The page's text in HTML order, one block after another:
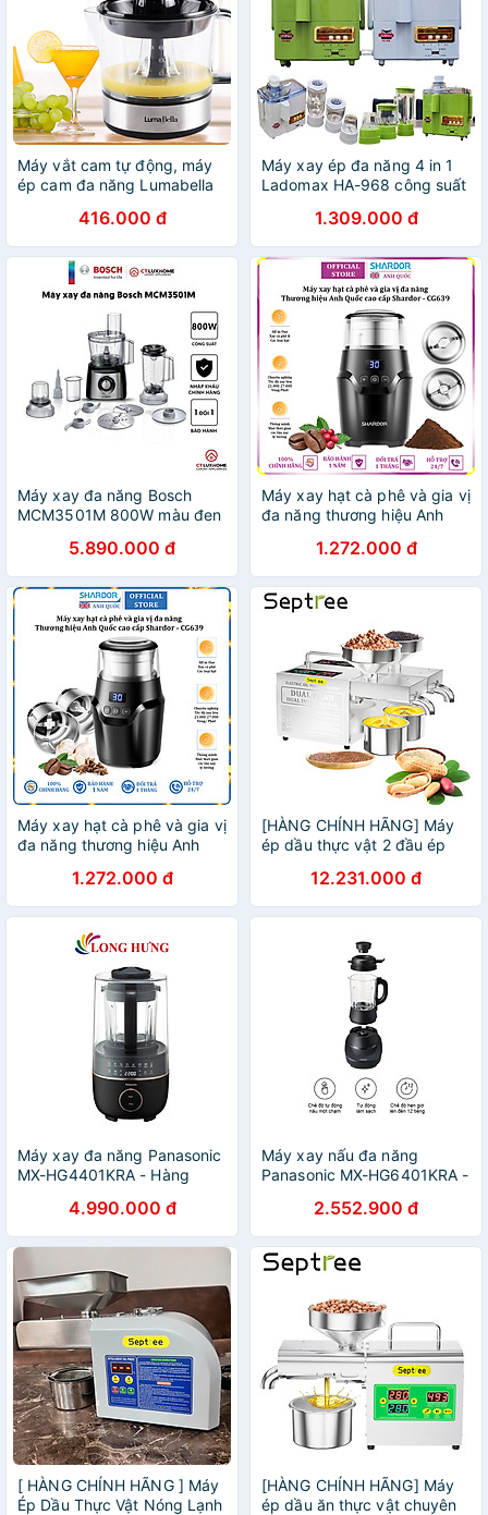
Máy vắt cam tự động, máy
ép cam đa năng Lumabella
dung tích 700ml dễ sử
dụng, dễ vệ sinh, vô cùng
tiện lợi - DELIYA - HÀNG
CHÍNH HÃNG
416.000 đ
Máy xay ép đa năng 4 in 1
Ladomax HA-968 công suất
tố, xay tiêu, xay cháo-Hàng
chính hãng
1.309.000 đ
Máy xay đa năng Bosch
MCM3501M 800W màu đen
5.890.000 đ
Máy xay hạt cà phê và gia vị
đa năng thương hiệu Anh
CG639 điều chỉnh độ mịn -
Hàng nhập khẩu
1.272.000 đ
Máy xay hạt cà phê và gia vị
đa năng thương hiệu Anh
CG639 điều chỉnh độ mịn -
Hàng chính hãng
1.272.000 đ
[HÀNG CHÍNH HÃNG] Máy
ép dầu thực vật 2 đầu ép
doanh và gia đình. Thương
hiệu Mỹ cao cấp Septree -
B02S Plus
12.231.000 đ
Máy xay đa năng Panasonic
MX-HG4401KRA - Hàng
4.990.000 đ
Máy xay nấu đa năng
Panasonic MX-HG6401KRA -
2.552.900 đ
[ HÀNG CHÍNH HÃNG ] Máy
Ép Dầu Thực Vật Nóng Lạnh
[HÀNG CHÍNH HÃNG] Máy
ép dầu ăn thực vật chuyên